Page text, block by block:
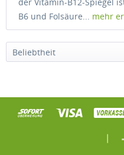
B6 und Folsäure... mehr
Beliebtheit
|